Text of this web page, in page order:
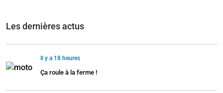
Les dernières actus
Il y a 18 heures
Ça roule à la ferme !